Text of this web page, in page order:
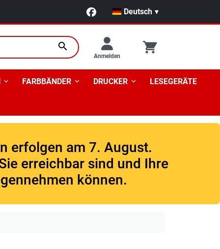
Deutsch ▾
search
Anmelden
FARBBÄNDER DRUCKER LESEGERÄTE
erfolgen am 7. August.
erreichbar sind und Ihre
können.